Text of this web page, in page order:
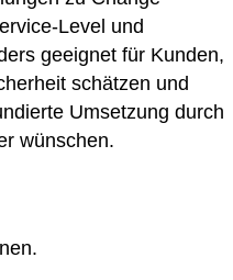
Level und
geeignet für Kunden,
schätzen und
Umsetzung durch
wünschen.